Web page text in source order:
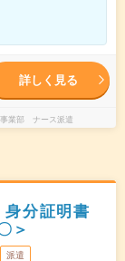
詳しく見る
業部 ナース派遣
身分証明書
＞
派遣